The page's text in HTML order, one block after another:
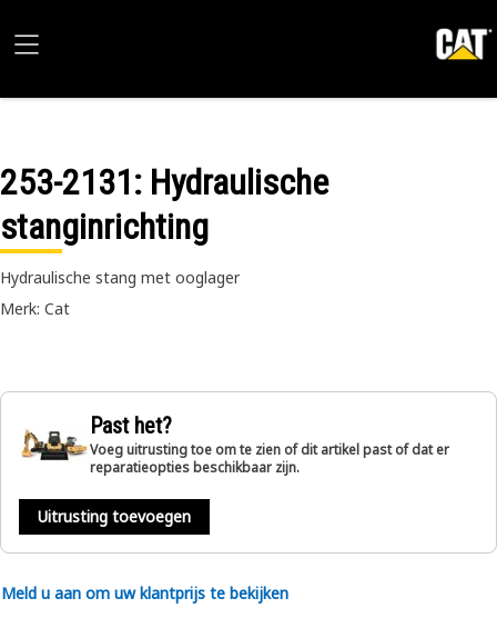
253-2131: Hydraulische
stanginrichting
Hydraulische stang met ooglager
Merk: Cat
Past het?
Voeg uitrusting toe om te zien of dit artikel past of dat er
reparatieopties beschikbaar zijn.
Uitrusting toevoegen
Meld u aan om uw klantprijs te bekijken